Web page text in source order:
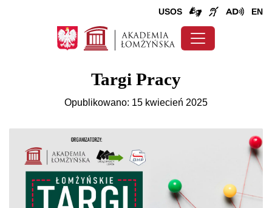
USOS EN
Targi Pracy
Opublikowano: 15 kwiecień 2025